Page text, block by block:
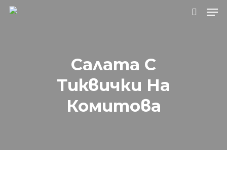
да затворите.Салата С
Тиквички На
Комитова